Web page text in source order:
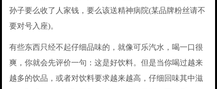
孙子要么收了人家钱，要么该送精神病院(某品牌粉丝请不
要对号入座)。
有些东西只经不起仔细品味的，就像可乐汽水，喝一口很
爽，你就会先评价一句：这是好饮料。但是当你喝过越来
越多的饮品，或者对饮料要求越来越高，仔细回味其中滋